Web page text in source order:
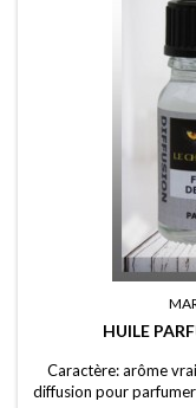
HUILE
Caractère: arôme
diffusion pour